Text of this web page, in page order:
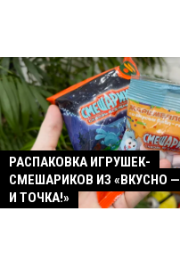
РАСПАКОВКА ИГРУШЕК-
СМЕШАРИКОВ ИЗ «ВКУСНО —
И ТОЧКА!»